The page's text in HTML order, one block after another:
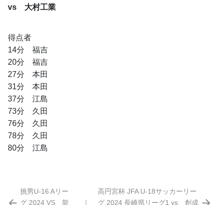
vs　大村工業
得点者
14分　福吉
20分　福吉
27分　本田
31分　本田
37分　江島
73分　久田
76分　久田
78分　久田
80分　江島
挑男U-16 Aリー
グ 2024 VS 龍
｜
高円宮杯 JFA U-18サッカーリー
グ 2024 長崎県リーグ1 vs 創成